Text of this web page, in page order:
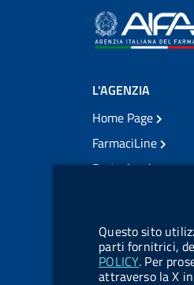
Questo sito
parti fornitrici,
POLICY. Per
attraverso la X
L'AGENZIA
Home Page
FarmaciLine
Partecipazione e
Amministrazione
Atti di notifica